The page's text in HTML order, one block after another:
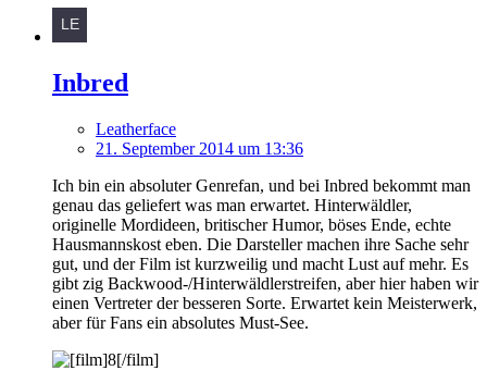
Inbred
Leatherface
21. September 2014 um 13:36
Ich bin ein absoluter Genrefan, und bei Inbred bekommt man
genau das geliefert was man erwartet. Hinterwäldler,
originelle Mordideen, britischer Humor, böses Ende, echte
Hausmannskost eben. Die Darsteller machen ihre Sache sehr
gut, und der Film ist kurzweilig und macht Lust auf mehr. Es
gibt zig Backwood-/Hinterwäldlerstreifen, aber hier haben wir
einen Vertreter der besseren Sorte. Erwartet kein Meisterwerk,
aber für Fans ein absolutes Must-See.